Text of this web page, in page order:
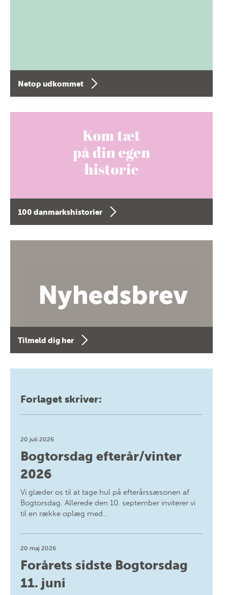
Netop udkommet
100 danmarkshistorier
Tilmeld dig her
Forlaget skriver:
20 juli 2026
Bogtorsdag efterår/vinter
2026
Vi glæder os til at tage hul på efterårssæsonen af
Bogtorsdag. Allerede den 10. september inviterer vi
til en række oplæg med…
20 maj 2026
Forårets sidste Bogtorsdag
11. juni